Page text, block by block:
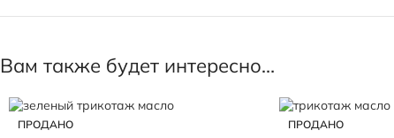
Вам также будет интересно…
ПРОДАНО ПРОДАНО